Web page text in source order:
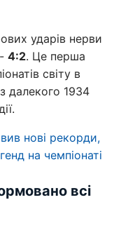
ударів нерви
4:2. Це перша
світу в
далекого 1934
нові рекорди,
на чемпіонаті
всі